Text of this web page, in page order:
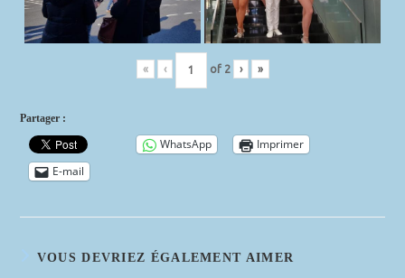
« ‹ of 2 › »
Partager :
WhatsApp
Imprimer
E-mail
VOUS DEVRIEZ ÉGALEMENT AIMER